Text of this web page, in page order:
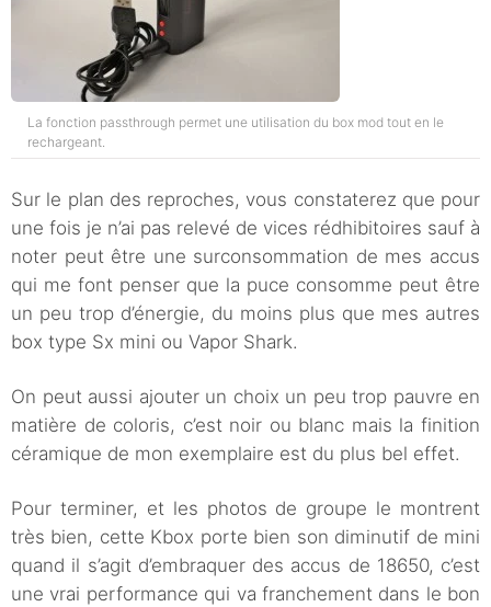
La fonction passthrough permet une utilisation du box mod tout en le
rechargeant.
Sur le plan des reproches, vous constaterez que pour
une fois je n’ai pas relevé de vices rédhibitoires sauf à
noter peut être une surconsommation de mes accus
qui me font penser que la puce consomme peut être
un peu trop d’énergie, du moins plus que mes autres
box type Sx mini ou Vapor Shark.
On peut aussi ajouter un choix un peu trop pauvre en
matière de coloris, c’est noir ou blanc mais la finition
céramique de mon exemplaire est du plus bel effet.
Pour terminer, et les photos de groupe le montrent
très bien, cette Kbox porte bien son diminutif de mini
quand il s’agit d’embraquer des accus de 18650, c’est
une vrai performance qui va franchement dans le bon